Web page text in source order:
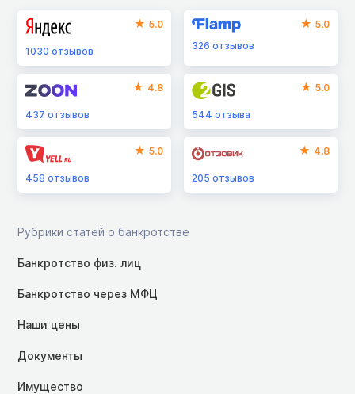
5.0
1030 отзывов
5.0
326отзывов
4.8
437 отзывов
5.0
544отзыва
5.0
458 отзывов
4.8
205отзывов
Рубрики статей о банкротстве
Банкротство физ. лиц
Банкротство через МФЦ
Наши цены
Документы
Имущество